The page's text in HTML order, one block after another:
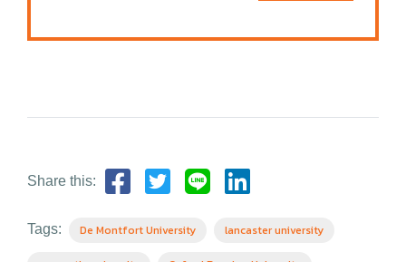
Share this:
Tags: De Montfort University lancaster university